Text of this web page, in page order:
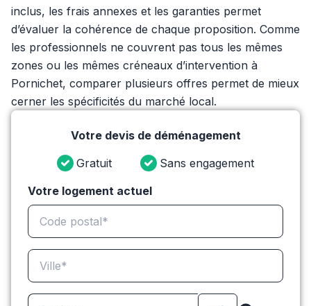
inclus, les frais annexes et les garanties permet
d’évaluer la cohérence de chaque proposition. Comme
les professionnels ne couvrent pas tous les mêmes
zones ou les mêmes créneaux d’intervention à
Pornichet, comparer plusieurs offres permet de mieux
cerner les spécificités du marché local.
Votre devis de déménagement
Gratuit
Sans engagement
Votre logement actuel